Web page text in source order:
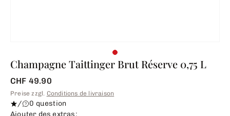
Champagne Taittinger Brut Réserve 0,75 L
CHF 49.90
Preise zzgl. Conditions de livraison
/
0 question
Ajouter des extras: